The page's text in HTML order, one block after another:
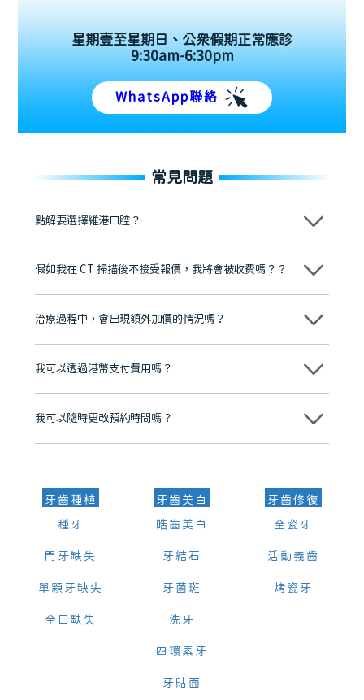
星期壹至星期日、公眾假期正常應診
9:30am-6:30pm
WhatsApp聯絡
常見問題
點解要選擇維港口腔？
維港口腔踐行「醫道濟世」的大學校訓，各分院匯聚來自香港、內地的
牌」、「2025香港企業領袖品牌」，是諾貝爾種植系統全球放心植牙中
至今已服務超過三十個國家和地區的顧客，受到粵港澳大灣區及周邊城
市市民極高的口碑評價及信任推薦 珠海、深圳設有八大分院，香港亦設
有咨詢及服務保障中心，有任何問題都可以隨時預約免費咨詢，讓人十
假如我在 CT 掃描後不接受報價，我將會被收費嗎？？
不會！只要未開始實際服務之前，你不會被收取任何費用。
治療過程中，會出現額外加價的情況嗎？
不會，治療前我們會詳細說明治療方案及對應的價錢，顧客同意並簽字
我可以透過港幣支付費用嗎？
可以。維港口腔會按照當日匯率轉算收取費用，而匯率會及時告知客人
我可以隨時更改預約時間嗎？
可以，請盡早通過wechat或whatsapp聯絡我們，告知我們你原本預約
牙齒種植
種牙
門牙缺失
單顆牙缺失
全口缺失
牙齒美白
皓齒美白
牙結石
牙菌斑
洗牙
四環素牙
牙貼面
牙齒修復
全瓷牙
活動義齒
烤瓷牙